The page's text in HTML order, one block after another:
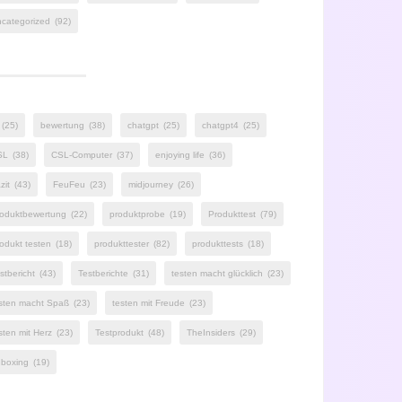
(92)
(25) bewertung (38) chatgpt (25) chatgpt4 (25)
(38) CSL-Computer (37) enjoying life (36)
(43) FeuFeu (23) midjourney (26)
(22) produktprobe (19) Produkttest (79)
testen (18) produkttester (82) produkttests (18)
(43) Testberichte (31) testen macht glücklich (23)
macht Spaß (23) testen mit Freude (23)
mit Herz (23) Testprodukt (48) TheInsiders (29)
(19)